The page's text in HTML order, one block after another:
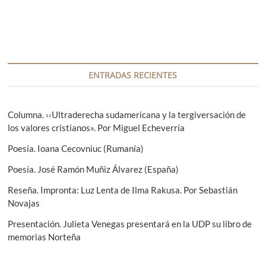
i
ó
n
d
e
e
n
t
r
e
i
o
:
s
i
u
i
:
ENTRADAS RECIENTES
Columna. ‹‹Ultraderecha sudamericana y la tergiversación de
los valores cristianos». Por Miguel Echeverría
Poesía. Ioana Cecovniuc (Rumanía)
Poesía. José Ramón Muñiz Álvarez (España)
Reseña. Impronta: Luz Lenta de Ilma Rakusa. Por Sebastián
Novajas
Presentación. Julieta Venegas presentará en la UDP su libro de
memorias Norteña